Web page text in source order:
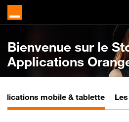
Bienvenue sur le
Applications
mobile & tablette